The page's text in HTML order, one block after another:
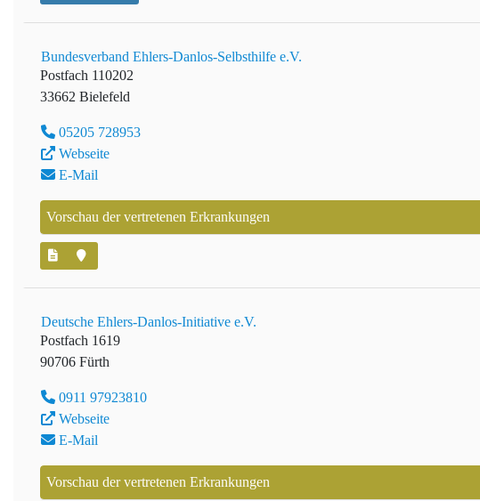
Bundesverband Ehlers-Danlos-Selbsthilfe e.V.
Postfach 110202
33662 Bielefeld
05205 728953
Webseite
E-Mail
Vorschau der vertretenen Erkrankungen
Deutsche Ehlers-Danlos-Initiative e.V.
Postfach 1619
90706 Fürth
0911 97923810
Webseite
E-Mail
Vorschau der vertretenen Erkrankungen